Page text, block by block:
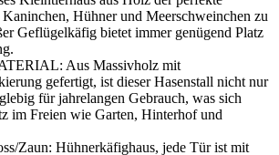
Hühner und Meerschweinchen zu
Geflügelkäfig bietet immer genügend Platz
Aus Massivholz mit
gefertigt, ist dieser Hasenstall nicht nur
für jahrelangen Gebrauch, was sich
im Freien wie Garten, Hinterhof und
Zaun: Hühnerkäfighaus, jede Tür ist mit